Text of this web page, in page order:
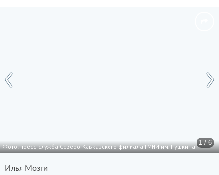
1 / 6
Фото: пресс-служба Северо-Кавказского филиала ГМИИ им. Пушкина
Илья Мозги